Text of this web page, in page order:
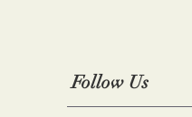
Follow Us